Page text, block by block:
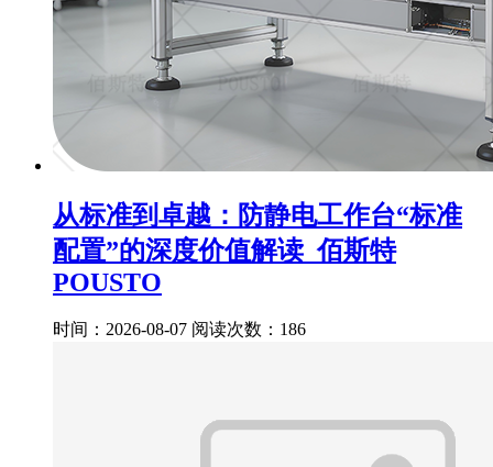
从标准到卓越：防静电工作台“标准
配置”的深度价值解读_佰斯特
POUSTO
时间：2026-08-07 阅读次数：186